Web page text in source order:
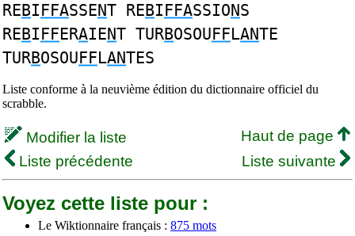
REBIFFASSENT REBIFFASSIONS
REBIFFERAIENT TURBOSOUFFLANTE
TURBOSOUFFLANTES
Liste conforme à la neuvième édition du dictionnaire officiel du
scrabble.
Modifier la liste
Haut de page
Liste précédente
Liste suivante
Voyez cette liste pour :
Le Wiktionnaire français : 875 mots